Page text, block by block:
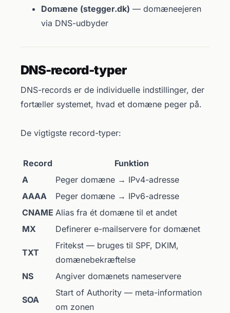
Domæne (stegger.dk) — domæneejeren
via DNS-udbyder
DNS-record-typer
DNS-records er de individuelle indstillinger, der
fortæller systemet, hvad et domæne peger på.
De vigtigste record-typer:
Record
Funktion
A
Peger domæne → IPv4-adresse
AAAA
Peger domæne → IPv6-adresse
CNAME Alias fra ét domæne til et andet
MX
Definerer e-mailservere for domænet
TXT
Fritekst — bruges til SPF, DKIM,
domænebekræftelse
NS
Angiver domænets nameservere
SOA
Start of Authority — meta-information
om zonen